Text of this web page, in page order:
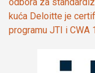
kuća Deloitte je
programu JTI i CWA